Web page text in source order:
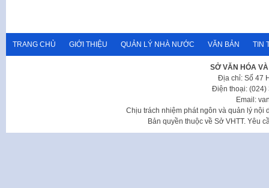
TRANG CHỦ GIỚI THIỆU QUẢN LÝ NHÀ NƯỚC VĂN BẢN TIN
SỞ VĂN HÓA
Địa chỉ: Số 47
Điện thoại: (024)
Email:
Chịu trách nhiệm phát ngôn và quản lý nội
Bản quyền thuộc về Sở VHTT. Yêu